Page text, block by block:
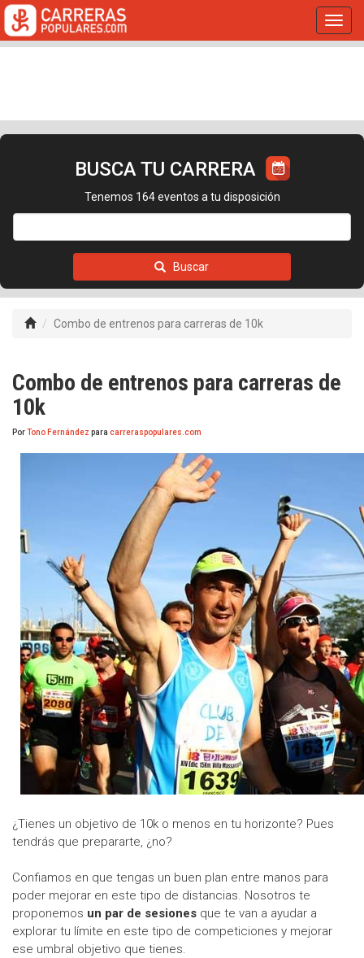
BUSCA TU CARRERA
Tenemos 164 eventos a tu disposición
Buscar
Combo de entrenos para carreras de 10k
Combo de entrenos para carreras de
10k
PorTono Fernández para carreraspopulares.com
¿Tienes un objetivo de 10k o menos en tu horizonte? Pues
tendrás que prepararte, ¿no?
Confiamos en que tengas un buen plan entre manos para
poder mejorar en este tipo de distancias. Nosotros te
proponemos un par de sesiones que te van a ayudar a
explorar tu límite en este tipo de competiciones y mejorar
ese umbral objetivo que tienes.